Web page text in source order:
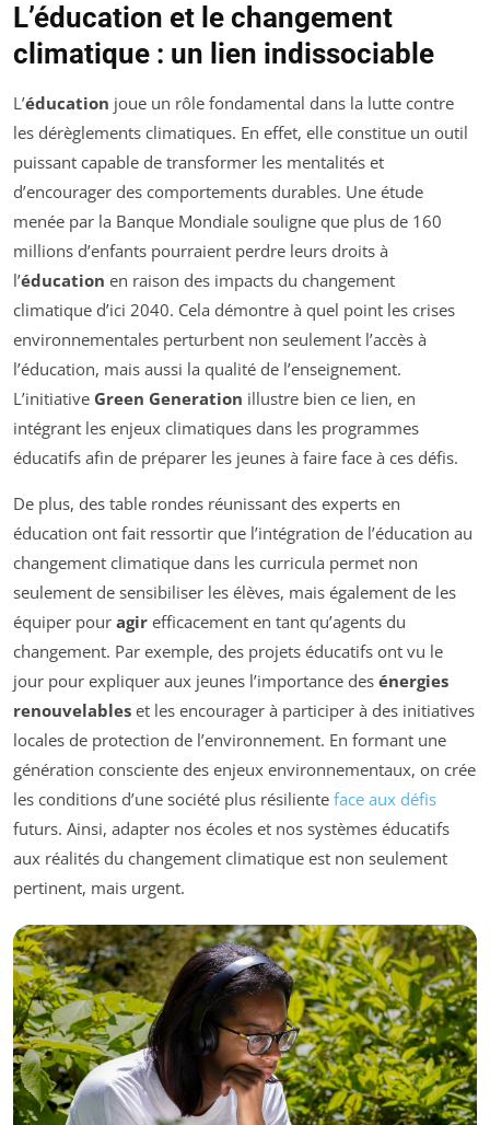
L’éducation et le changement
climatique : un lien indissociable
L’éducation joue un rôle fondamental dans la lutte contre
les dérèglements climatiques. En effet, elle constitue un outil
puissant capable de transformer les mentalités et
d’encourager des comportements durables. Une étude
menée par la Banque Mondiale souligne que plus de 160
millions d’enfants pourraient perdre leurs droits à
l’éducation en raison des impacts du changement
climatique d’ici 2040. Cela démontre à quel point les crises
environnementales perturbent non seulement l’accès à
l’éducation, mais aussi la qualité de l’enseignement.
L’initiative Green Generation illustre bien ce lien, en
intégrant les enjeux climatiques dans les programmes
éducatifs afin de préparer les jeunes à faire face à ces défis.
De plus, des table rondes réunissant des experts en
éducation ont fait ressortir que l’intégration de l’éducation au
changement climatique dans les curricula permet non
seulement de sensibiliser les élèves, mais également de les
équiper pour agir efficacement en tant qu’agents du
changement. Par exemple, des projets éducatifs ont vu le
jour pour expliquer aux jeunes l’importance des énergies
renouvelables et les encourager à participer à des initiatives
locales de protection de l’environnement. En formant une
génération consciente des enjeux environnementaux, on crée
les conditions d’une société plus résiliente face aux défis
futurs. Ainsi, adapter nos écoles et nos systèmes éducatifs
aux réalités du changement climatique est non seulement
pertinent, mais urgent.